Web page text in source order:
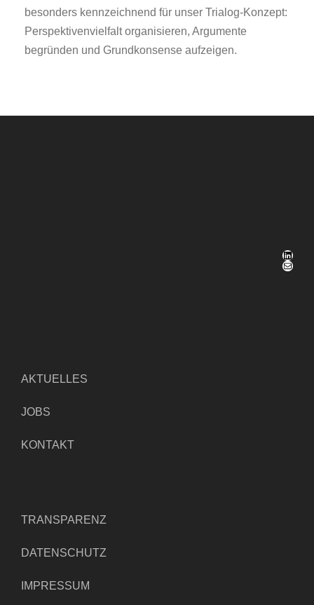
besonders kennzeichnend für unser Trialog-Konzept:
Perspektivenvielfalt organisieren, Argumente
begründen und Grundkonsense aufzeigen.
LinkedIn
E-Mail
AKTUELLES
JOBS
KONTAKT
TRANSPARENZ
DATENSCHUTZ
IMPRESSUM